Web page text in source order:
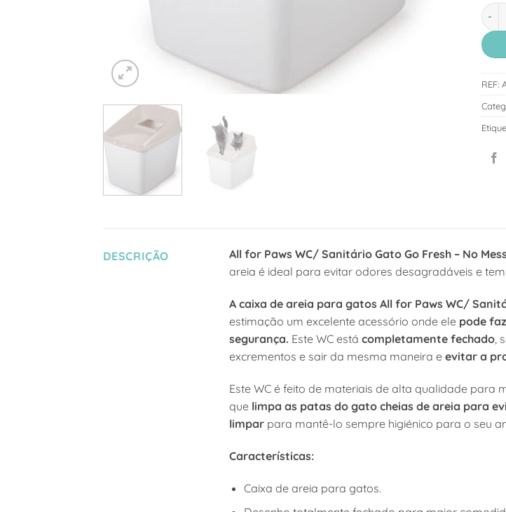
REF:
DESCRIÇÃO All for Paws WC/ Sanitário Gato Go Fresh – No
areia é ideal para evitar odores desagradáveis e
A caixa de areia para gatos All for Paws WC/
estimação um excelente acessório onde ele pode
segurança. Este WC está completamente fechado,
excrementos e sair da mesma maneira e evitar a
Este WC é feito de materiais de alta qualidade
que limpa as patas do gato cheias de areia para
limpar para mantê-lo sempre higiénico para o seu
Características:
Caixa de areia para gatos.